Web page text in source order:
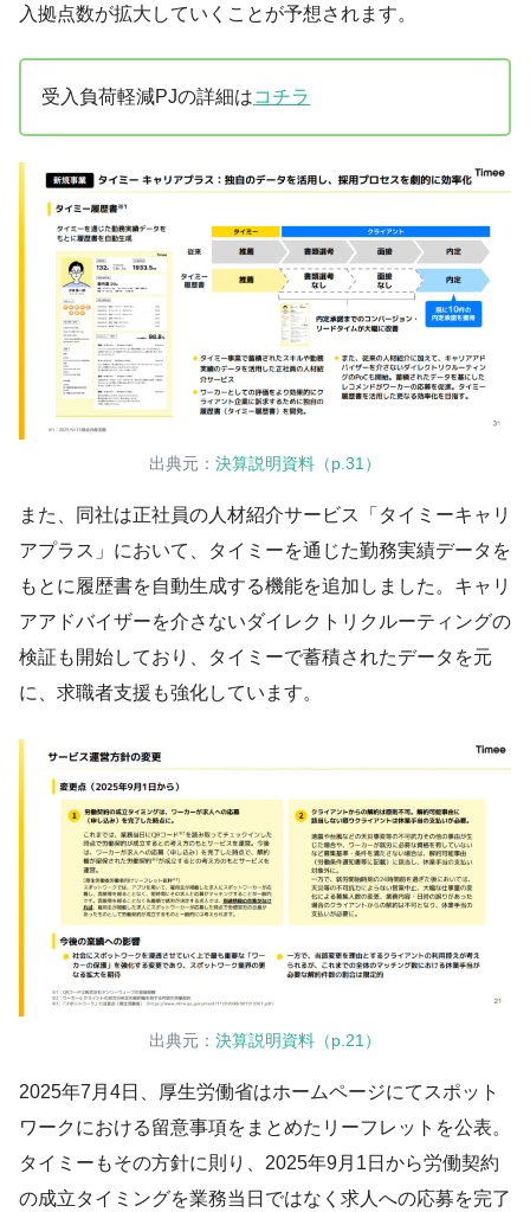
入拠点数が拡大していくことが予想されます。
受入負荷軽減PJの詳細はコチラ
出典元： 決算説明資料（p.31）
また、同社は正社員の人材紹介サービス「タイミーキャリ
アプラス」において、タイミーを通じた勤務実績データを
もとに履歴書を自動生成する機能を追加しました。キャリ
アアドバイザーを介さないダイレクトリクルーティングの
検証も開始しており、タイミーで蓄積されたデータを元
に、求職者支援も強化しています。
出典元： 決算説明資料（p.21）
2025年7月4日、厚生労働省はホームページにてスポット
ワークにおける留意事項をまとめたリーフレットを公表。
タイミーもその方針に則り、2025年9月1日から労働契約
の成立タイミングを業務当日ではなく求人への応募を完了